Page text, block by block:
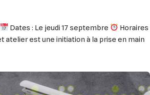
Dates : Le jeudi 17 septembre
Horaires
atelier est une initiation à la prise en main